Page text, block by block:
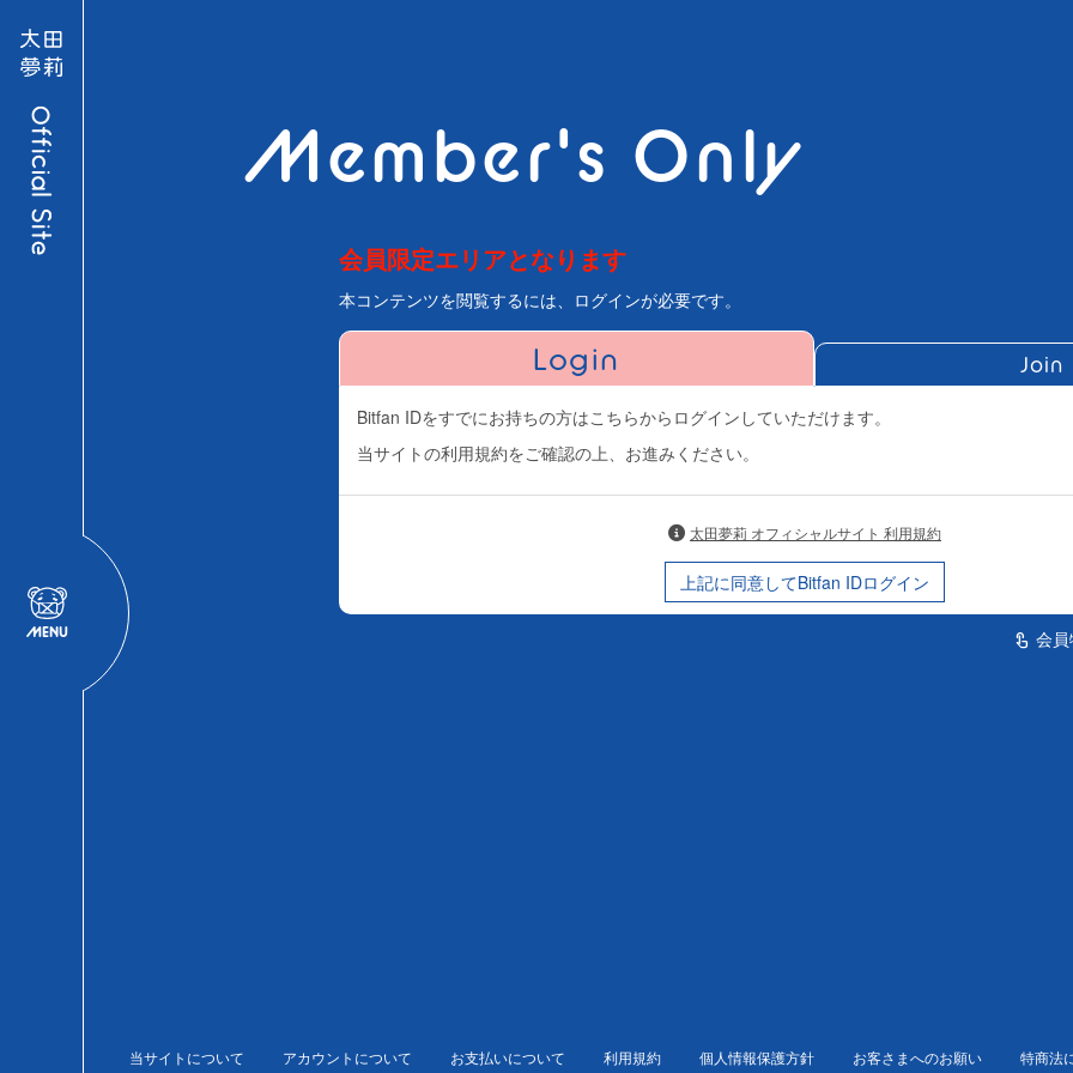
Member's Only
会員限定エリアとなります
本コンテンツを閲覧するには、ログインが必要です。
Login Join
Bitfan IDをすでにお持ちの方はこちらからログインしていただけます。
当サイトの利用規約をご確認の上、お進みください。
太田夢莉 オフィシャルサイト 利用規約
上記に同意してBitfan IDログイン
touch_app 会
当サイトについて アカウントについて お支払いについて 利用規約 個人情報保護方針 お客さまへのお願い 特商法